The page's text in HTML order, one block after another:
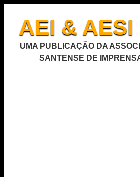
AEI & AESI
UMA PUBLICAÇÃO DA
SANTENSE DE